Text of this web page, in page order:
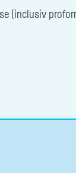
(inclusiv